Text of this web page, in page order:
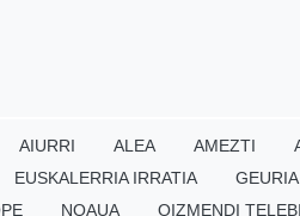
AIURRI ALEA AMEZTI
EUSKALERRIA IRRATIA GEURIA
NOAUA OIZMENDI